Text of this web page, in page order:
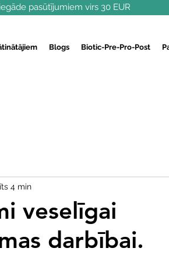
Blogs Biotic-Pre-Pro-Post
pasūtījumiem virs 30 EUR
veselīgai
darbībai.
4 min